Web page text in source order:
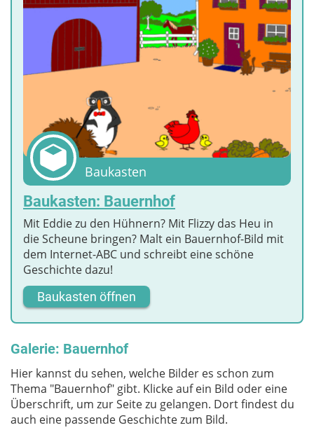
Baukasten
Baukasten: Bauernhof
Mit Eddie zu den Hühnern? Mit Flizzy das Heu in
die Scheune bringen? Malt ein Bauernhof-Bild mit
dem Internet-ABC und schreibt eine schöne
Geschichte dazu!
Baukasten öffnen
Galerie: Bauernhof
Hier kannst du sehen, welche Bilder es schon zum
Thema "Bauernhof" gibt. Klicke auf ein Bild oder eine
Überschrift, um zur Seite zu gelangen. Dort findest du
auch eine passende Geschichte zum Bild.